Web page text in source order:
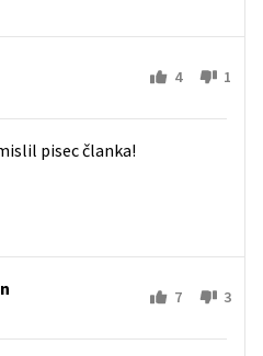
4 1
pisec članka!
7 3